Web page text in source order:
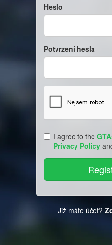
Heslo
Potvrzení hesla
I agree to the
Privacy Policy
Již máte účet?